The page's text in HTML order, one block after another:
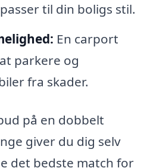
til din boligs stil.
En carport
parkere og
fra skader.
på en dobbelt
giver du dig selv
det bedste match for